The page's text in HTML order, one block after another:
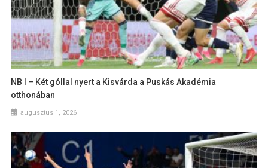
NB I – Két góllal nyert a Kisvárda a Puskás Akadémia
otthonában
augusztus 1, 2026